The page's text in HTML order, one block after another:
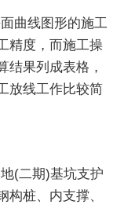
曲线图形的施工
精度，而施工操
结果列成表格，
放线工作比较简
(二期)基坑支护
构桩、内支撑、